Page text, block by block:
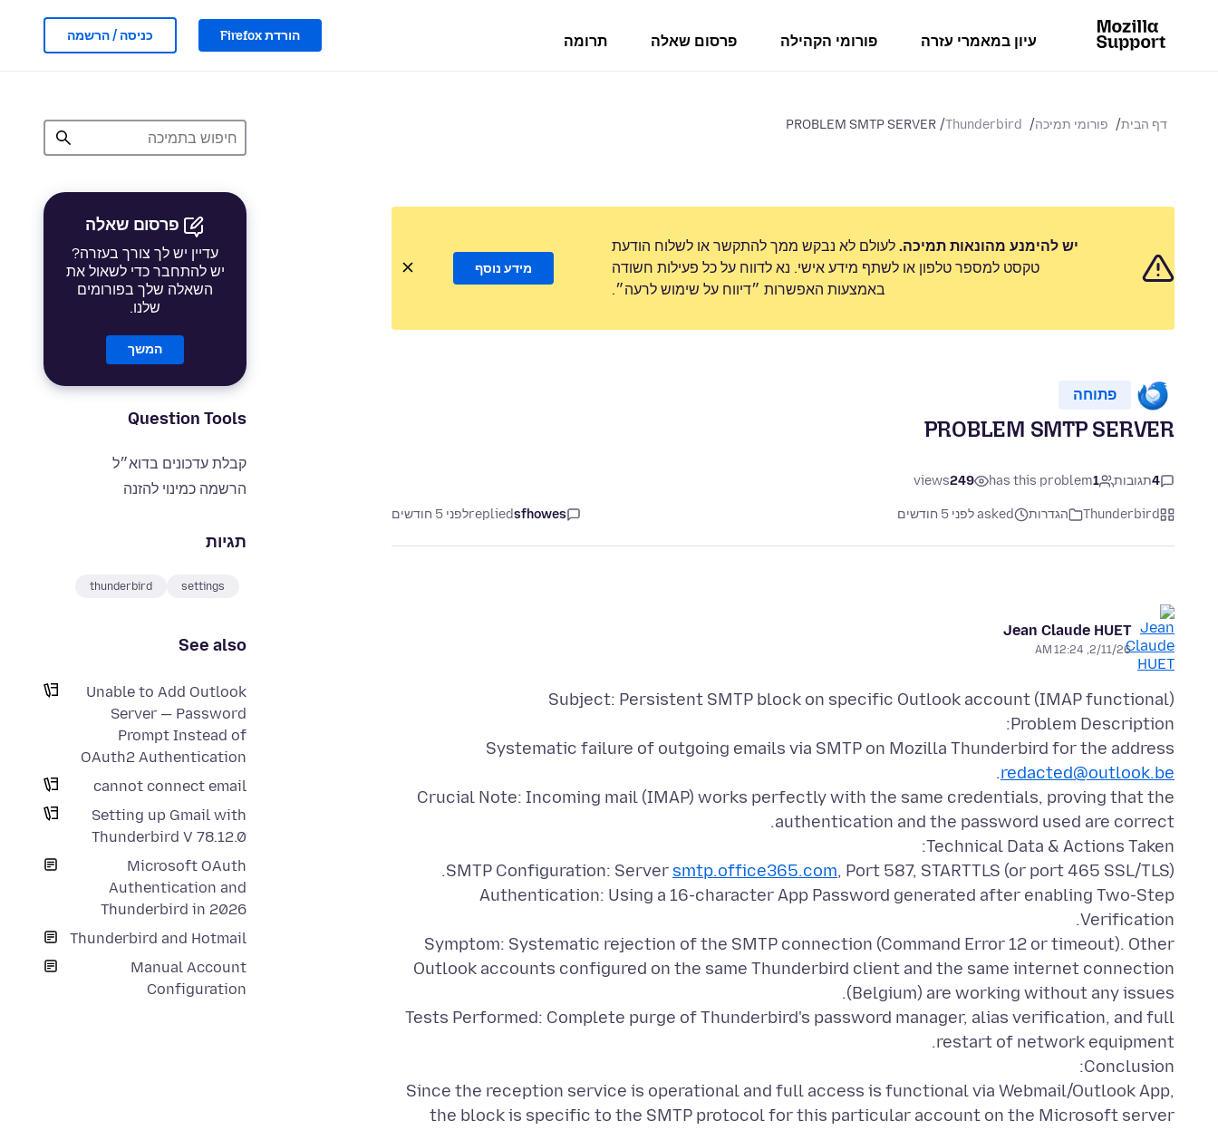
עיון במאמרי עזרה פורומי הקהילה פרסום שאלה תרומה הורדת Firefox כניסה / הרשמה
דף הבית פורומי תמיכה Thunderbird
PROBLEM SMTP SERVER
פרסום שאלה
עדיין יש לך צורך בעזרה?
יש להתחבר כדי לשאול את
השאלה שלך בפורומים
שלנו.
המשך
Question Tools
קבלת עדכונים בדוא״ל
הרשמה כמינוי להזנה
תגיות
settings
thunderbird
See also
Unable to Add Outlook
Server — Password
Prompt Instead of
OAuth2 Authentication
cannot connect email
Setting up Gmail with
Thunderbird V 78.12.0
Microsoft OAuth
Authentication and
Thunderbird in 2026
Thunderbird and Hotmail
Manual Account
Configuration
יש להימנע מהונאות תמיכה. לעולם לא נבקש ממך להתקשר או לשלוח הודעת
טקסט למספר טלפון או לשתף מידע אישי. נא לדווח על כל פעילות חשודה
באמצעות האפשרות ״דיווח על שימוש לרעה״.
מידע נוסף
פתוחה
PROBLEM SMTP SERVER
4תגובות 1
has this problem
249
views
Thunderbird הגדרות asked לפני 5 חודשים sfhowes
repliedלפני 5 חודשים
Jean Claude HUET
2/11/26, 12:24 AM
Systematic failure of outgoing emails via SMTP on Mozilla Thunderbird for the address
redacted@outlook.be
Crucial Note: Incoming mail (IMAP) works perfectly with the same credentials, proving that the
SMTP Configuration: Server smtp.office365.com
Authentication: Using a 16-character App Password generated after enabling Two-Step
Symptom: Systematic rejection of the SMTP connection (Command Error 12 or timeout). Other
Outlook accounts configured on the same Thunderbird client and the same internet connection
Tests Performed: Complete purge of Thunderbird's password manager, alias verification, and full
Since the reception service is operational and full access is functional via Webmail/Outlook App,
the block is specific to the SMTP protocol for this particular account on the Microsoft server